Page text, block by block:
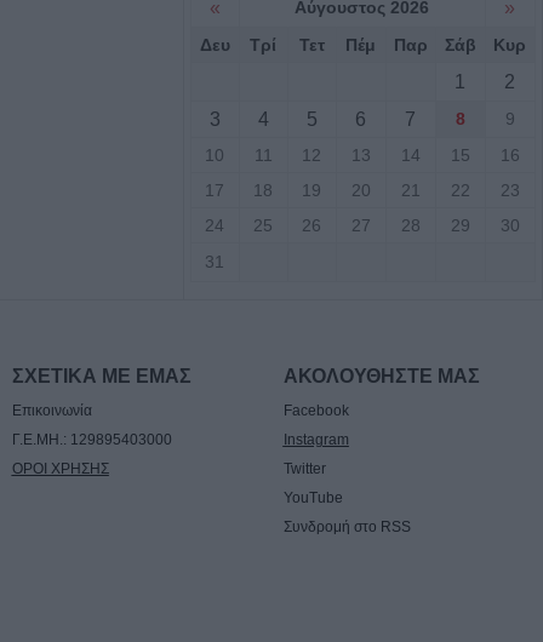
Με άδεια
χώρων
« Αύγουστος 2026 »
Δευ Τρί Τετ Πέμ Παρ Σάβ Κυρ
1
2
3
4 5 6 7 8
9
10
11 12 13 14 15
16
17
18 19 20 21 22
23
24
25 26 27 28 29
30
31
ΣΧΕΤΙΚΑ ΜΕ ΕΜΑΣ
Επικοινωνία
Γ.Ε.ΜΗ.: 129895403000
ΟΡΟΙ ΧΡΗΣΗΣ
ΑΚΟΛΟΥΘΗΣΤΕ ΜΑΣ
Facebook
Instagram
Twitter
YouTube
Συνδρομή στο RSS